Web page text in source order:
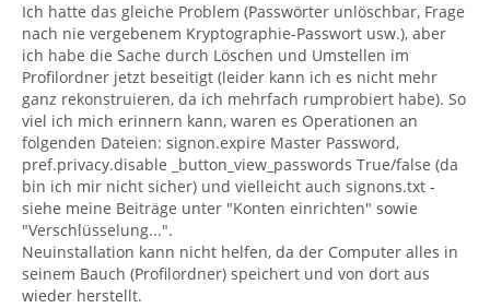
Ich hatte das gleiche Problem (Passwörter unlöschbar, Frage
nach nie vergebenem Kryptographie-Passwort usw.), aber
ich habe die Sache durch Löschen und Umstellen im
Profilordner jetzt beseitigt (leider kann ich es nicht mehr
ganz rekonstruieren, da ich mehrfach rumprobiert habe). So
viel ich mich erinnern kann, waren es Operationen an
folgenden Dateien: signon.expire Master Password,
pref.privacy.disable _button_view_passwords True/false (da
bin ich mir nicht sicher) und vielleicht auch signons.txt -
siehe meine Beiträge unter "Konten einrichten" sowie
"Verschlüsselung...".
Neuinstallation kann nicht helfen, da der Computer alles in
seinem Bauch (Profilordner) speichert und von dort aus
wieder herstellt.